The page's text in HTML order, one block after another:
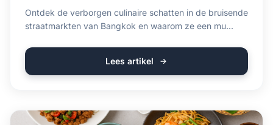
Ontdek de verborgen culinaire schatten in de bruisende
straatmarkten van Bangkok en waarom ze een mu...
Lees artikel